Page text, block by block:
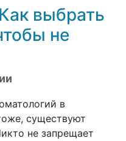
выбрать
не
в
существуют
не запрещает